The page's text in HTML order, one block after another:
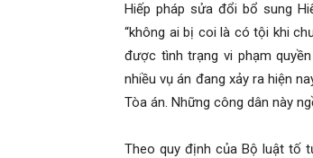
Hiếp pháp sửa đổi bổ sung
“không ai bị coi là có tội khi
được tình trạng vi phạm
nhiều vụ án đang xảy ra hiện
Tòa án. Những công dân này
Theo quy định của Bộ luật tố